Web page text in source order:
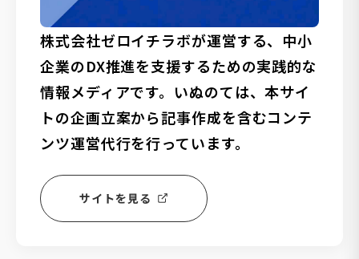
株式会社ゼロイチラボが運営する、中小
企業のDX推進を支援するための実践的な
情報メディアです。いぬのては、本サイ
トの企画立案から記事作成を含むコンテ
ンツ運営代行を行っています。
サイトを見る